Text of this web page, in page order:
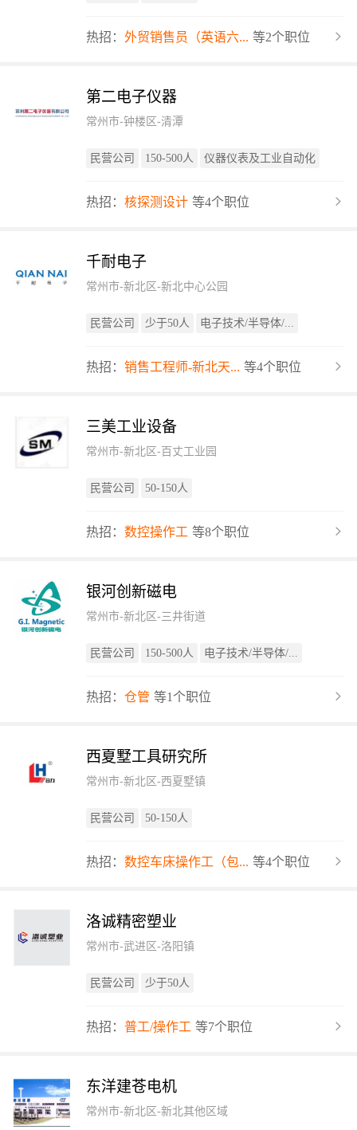
热招： 外贸销售员（英语六... 等2个职位
第二电子仪器
常州市-钟楼区-清潭
民营公司 150-500人 仪器仪表及工业自动化
热招： 核探测设计 等4个职位
千耐电子
常州市-新北区-新北中心公园
民营公司 少于50人 电子技术/半导体/...
热招： 销售工程师-新北天... 等4个职位
三美工业设备
常州市-新北区-百丈工业园
民营公司 50-150人
热招： 数控操作工 等8个职位
银河创新磁电
常州市-新北区-三井街道
民营公司 150-500人 电子技术/半导体/...
热招： 仓管 等1个职位
西夏墅工具研究所
常州市-新北区-西夏墅镇
民营公司 50-150人
热招： 数控车床操作工（包... 等4个职位
洛诚精密塑业
常州市-武进区-洛阳镇
民营公司 少于50人
热招： 普工/操作工 等7个职位
东洋建苍电机
常州市-新北区-新北其他区域